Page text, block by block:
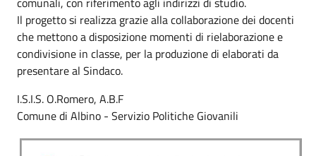
Il progetto si realizza grazie alla collaborazione dei docenti
che mettono a disposizione momenti di rielaborazione e
condivisione in classe, per la produzione di elaborati da
presentare al Sindaco.
I.S.I.S. O.Romero, A.B.F
Comune di Albino - Servizio Politiche Giovanili